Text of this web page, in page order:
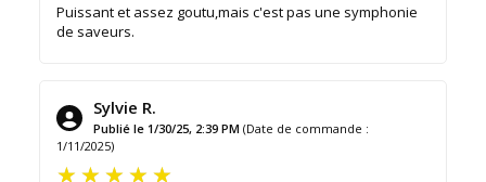
Puissant et assez goutu,mais c'est pas une symphonie
de saveurs.
Sylvie R.
Publié le 1/30/25, 2:39 PM (Date de commande :
1/11/2025)